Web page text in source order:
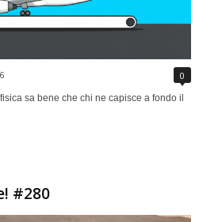
0
sa bene che chi ne capisce a fondo il
#280